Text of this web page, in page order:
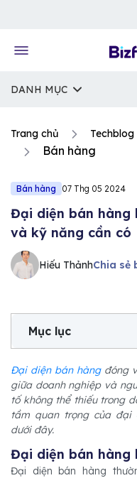
DANH MỤC
Trang chủ Techblog
Bán hàng
Bán hàng 07 Thg 05 2024
Đại diện bán hàng
và kỹ năng cần có
Hiếu ThảnhChia sẻ
Mục lục
Đại diện bán hàngđóng
giữa doanh nghiệp và
tố không thể thiếu trong
tầm quan trọng của
dưới đây.
Đại diện bán hàng
Đại diện bán hàng